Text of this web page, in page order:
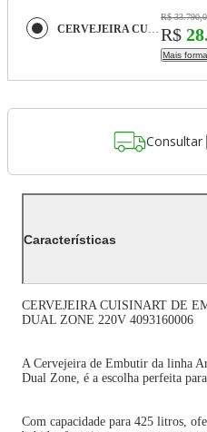
CERVEJEIRA CUISINART DE EMBUTIR ARKTON ADVANCED 425L DUAL ZONE 220V 4093160006
R$
R$
Mais
Consultar
Características
CERVEJEIRA CUISINART DE
DUAL ZONE 220V 4093160006
A Cervejeira de Embutir da linha
Dual Zone, é a escolha perfeita
Com capacidade para 425 litros,